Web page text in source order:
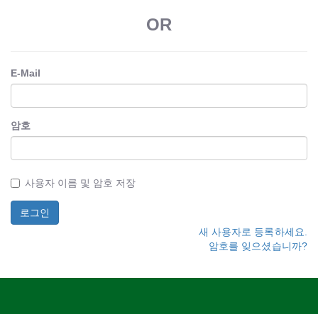
OR
E-Mail
암호
사용자 이름 및 암호 저장
새 사용자로 등록하세요.
암호를 잊으셨습니까?